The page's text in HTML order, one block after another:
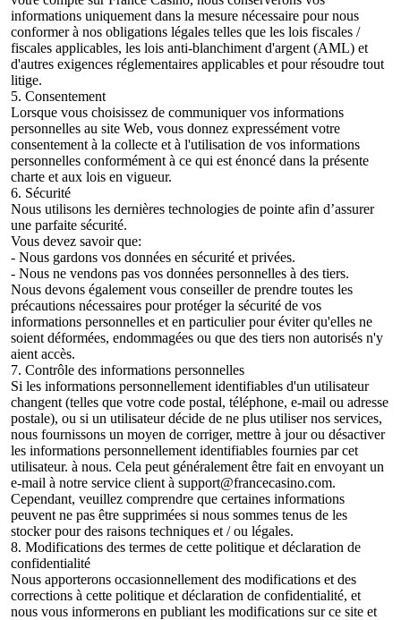
informations uniquement dans la mesure nécessaire pour nous
conformer à nos obligations légales telles que les lois fiscales /
fiscales applicables, les lois anti-blanchiment d'argent (AML) et
d'autres exigences réglementaires applicables et pour résoudre tout
litige.
5. Consentement
Lorsque vous choisissez de communiquer vos informations
personnelles au site Web, vous donnez expressément votre
consentement à la collecte et à l'utilisation de vos informations
personnelles conformément à ce qui est énoncé dans la présente
charte et aux lois en vigueur.
6. Sécurité
Nous utilisons les dernières technologies de pointe afin d’assurer
une parfaite sécurité.
Vous devez savoir que:
- Nous gardons vos données en sécurité et privées.
- Nous ne vendons pas vos données personnelles à des tiers.
Nous devons également vous conseiller de prendre toutes les
précautions nécessaires pour protéger la sécurité de vos
informations personnelles et en particulier pour éviter qu'elles ne
soient déformées, endommagées ou que des tiers non autorisés n'y
aient accès.
7. Contrôle des informations personnelles
Si les informations personnellement identifiables d'un utilisateur
changent (telles que votre code postal, téléphone, e-mail ou adresse
postale), ou si un utilisateur décide de ne plus utiliser nos services,
nous fournissons un moyen de corriger, mettre à jour ou désactiver
les informations personnellement identifiables fournies par cet
utilisateur. à nous. Cela peut généralement être fait en envoyant un
e-mail à notre service client à support@francecasino.com.
Cependant, veuillez comprendre que certaines informations
peuvent ne pas être supprimées si nous sommes tenus de les
stocker pour des raisons techniques et / ou légales.
8. Modifications des termes de cette politique et déclaration de
confidentialité
Nous apporterons occasionnellement des modifications et des
corrections à cette politique et déclaration de confidentialité, et
nous vous informerons en publiant les modifications sur ce site et